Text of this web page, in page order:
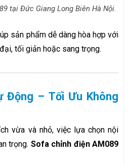
tại Đức Giang Long Biên Hà Nội.
sản phẩm dễ dàng hòa hợp với
tối giản hoặc sang trọng.
Động – Tối Ưu Không
vừa và nhỏ, việc lựa chọn nội
trọng. Sofa chỉnh điện AM089